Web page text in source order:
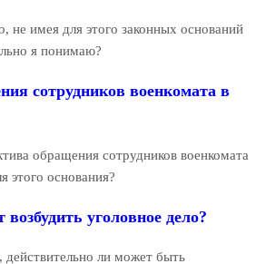
не имея для этого законных оснований
я понимаю?
сотрудников военкомата в
обращения сотрудников военкомата
этого основания?
уголовное дело?
ли может быть